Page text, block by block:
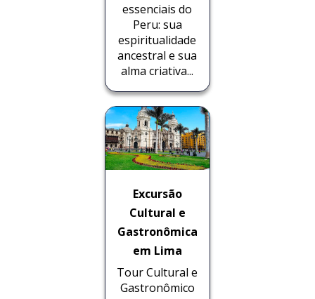
essenciais do
Peru: sua
espiritualidade
ancestral e sua
alma criativa...
Excursão
Cultural e
Gastronômica
em Lima
Tour Cultural e
Gastronômico